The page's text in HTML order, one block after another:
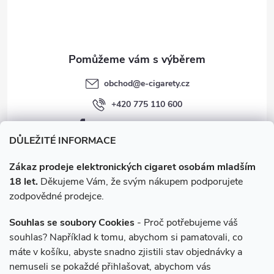
DŮLEŽITÉ INFORMACE
Zákaz prodeje elektronických cigaret osobám mladším
18 let. Děkujeme Vám, že svým nákupem podporujete
zodpovědné prodejce.
Souhlas se soubory Cookies - Proč potřebujeme váš
souhlas? Například k tomu, abychom si pamatovali, co
máte v košíku, abyste snadno zjistili stav objednávky a
nemuseli se pokaždé přihlašovat, abychom vás
obchod@e-cigarety.cz
+420 775 110 600
facebook.com/e-cigarety.cz
Instagram